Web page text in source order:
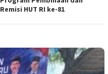
Remisi HUT RI ke-81